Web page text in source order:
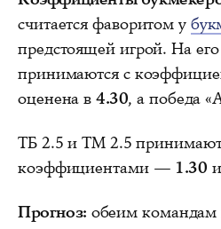
считается фаворитом у
предстоящей игрой. На
принимаются с
оценена в 4.30, а победа
ТБ 2.5 и ТМ 2.5
коэффициентами — 1.30 и
Прогноз: обеим